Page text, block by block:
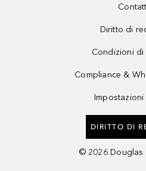
Diritto di
Condizioni di
Compliance &
DIRITTO DI
© 2026 Douglas